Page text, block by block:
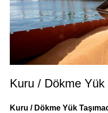
Kuru / Dökme Yük
Kuru / Dökme Yük